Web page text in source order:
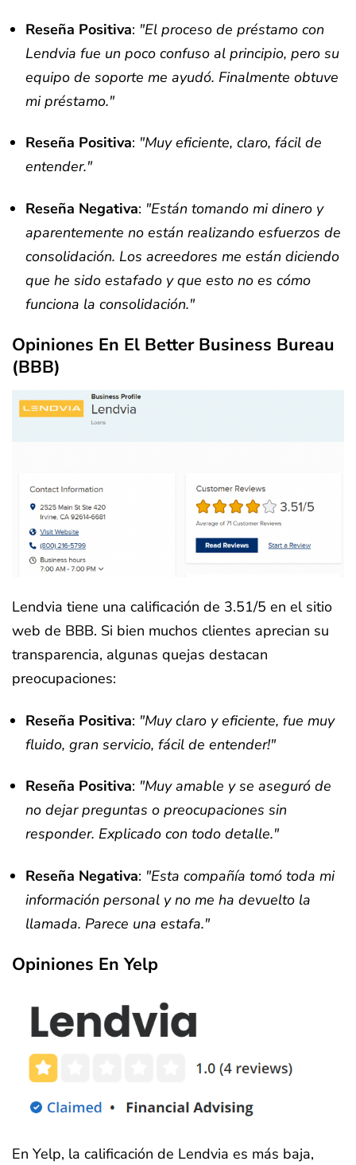
Reseña Positiva: "El proceso de préstamo con
Lendvia fue un poco confuso al principio, pero su
equipo de soporte me ayudó. Finalmente obtuve
mi préstamo."
Reseña Positiva: "Muy eficiente, claro, fácil de
entender."
Reseña Negativa: "Están tomando mi dinero y
aparentemente no están realizando esfuerzos de
consolidación. Los acreedores me están diciendo
que he sido estafado y que esto no es cómo
funciona la consolidación."
Opiniones En El Better Business Bureau
(BBB)
Lendvia tiene una calificación de 3.51/5 en el sitio
web de BBB. Si bien muchos clientes aprecian su
transparencia, algunas quejas destacan
preocupaciones:
Reseña Positiva: "Muy claro y eficiente, fue muy
fluido, gran servicio, fácil de entender!"
Reseña Positiva: "Muy amable y se aseguró de
no dejar preguntas o preocupaciones sin
responder. Explicado con todo detalle."
Reseña Negativa: "Esta compañía tomó toda mi
información personal y no me ha devuelto la
llamada. Parece una estafa."
Opiniones En Yelp
En Yelp, la calificación de Lendvia es más baja,